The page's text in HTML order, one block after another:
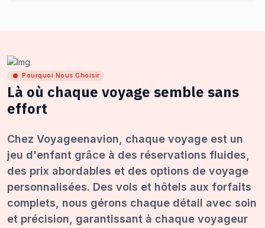
Pourquoi Nous Choisir
Là où chaque voyage semble sans
effort
Chez Voyageenavion, chaque voyage est un
jeu d'enfant grâce à des réservations fluides,
des prix abordables et des options de voyage
personnalisées. Des vols et hôtels aux forfaits
complets, nous gérons chaque détail avec soin
et précision, garantissant à chaque voyageur